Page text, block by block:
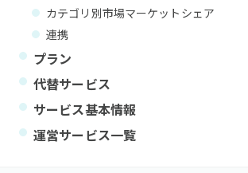
カテゴリ別市場マーケットシェア
連携
プラン
代替サービス
サービス基本情報
運営サービス一覧